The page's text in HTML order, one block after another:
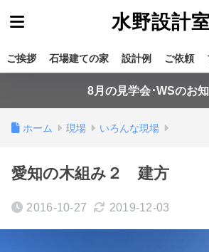
水野設計
ご挨拶 石場建ての家 設計例 ご依頼
8月の見学会･WSのお
ホーム 現場 いろんな現場
愛知の木組み２ 建方
2016-10-27 2019-12-03